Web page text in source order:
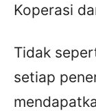
Koperasi
Tidak
setiap